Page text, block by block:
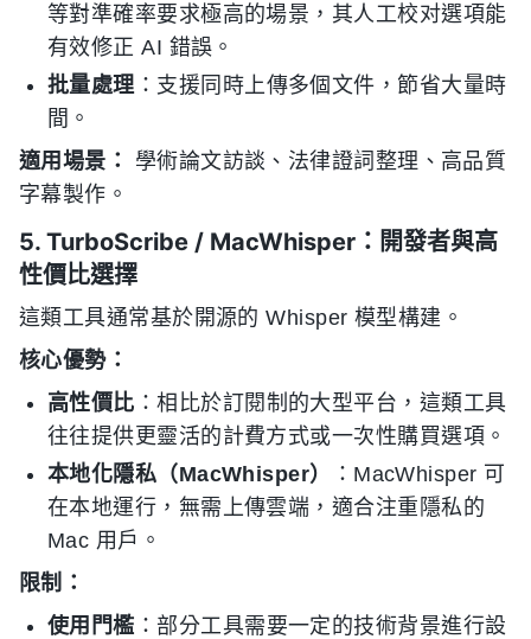
等對準確率要求極高的場景，其人工校对選項能
有效修正 AI 錯誤。
批量處理 ：支援同時上傳多個文件，節省大量時
間。
適用場景：
學術論文訪談、法律證詞整理、高品質
字幕製作。
5. TurboScribe / MacWhisper：開發者與高
性價比選擇
這類工具通常基於開源的 Whisper 模型構建。
核心優勢：
高性價比 ：相比於訂閱制的大型平台，這類工具
往往提供更靈活的計費方式或一次性購買選項。
本地化隱私（MacWhisper）
：MacWhisper 可
在本地運行，無需上傳雲端，適合注重隱私的
Mac 用戶。
限制：
使用門檻 ：部分工具需要一定的技術背景進行設